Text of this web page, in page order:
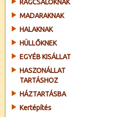
RÁGCSÁLÓKNAK
MADARAKNAK
HALAKNAK
HÜLLŐKNEK
EGYÉB KISÁLLAT
HASZONÁLLAT
TARTÁSHOZ
HÁZTARTÁSBA
Kertépítés